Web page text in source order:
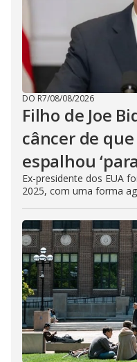
DO R7/08/08/2026
Filho de Joe
câncer de
espalhou
Ex-presidente dos EUA
2025, com uma forma